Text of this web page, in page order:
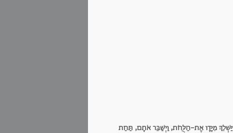
מִיָּדָו אֶת-הַלֻּחֹת, וַיְשַׁבֵּר אֹתָם, תַּחַת